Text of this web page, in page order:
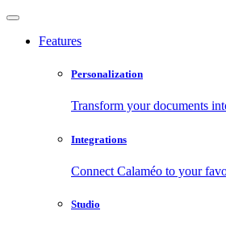
Features
Personalization
Transform your documents
Integrations
Connect Calaméo to your
Studio